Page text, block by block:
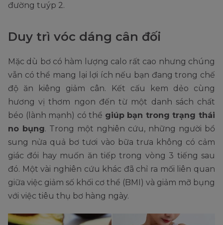
đường tuýp 2.
Duy trì vóc dáng cân đối
Mặc dù bơ có hàm lượng calo rất cao nhưng chúng
vẫn có thể mang lại lợi ích nếu bạn đang trong chế
độ ăn kiêng giảm cân. Kết cấu kem dẻo cùng
hương vị thơm ngon đến từ một danh sách chất
béo (lành mạnh) có thể giúp bạn trong trạng thái
no bụng. Trong một nghiên cứu, những người bổ
sung nửa quả bơ tươi vào bữa trưa không có cảm
giác đói hay muốn ăn tiếp trong vòng 3 tiếng sau
đó. Một vài nghiên cứu khác đã chỉ ra mối liên quan
giữa việc giảm số khối cơ thể (BMI) và giảm mỡ bụng
với việc tiêu thụ bơ hàng ngày.